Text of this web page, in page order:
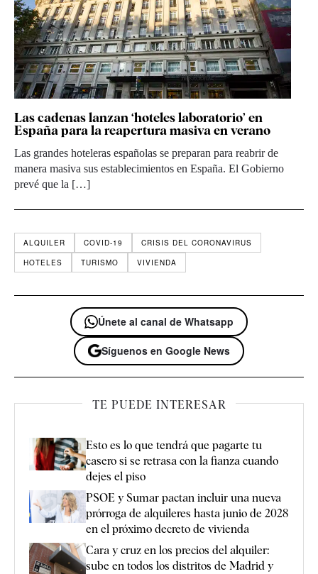
Las cadenas lanzan ‘hoteles laboratorio’ en
España para la reapertura masiva en verano
Las grandes hoteleras españolas se preparan para reabrir de
manera masiva sus establecimientos en España. El Gobierno
prevé que la […]
ALQUILER COVID-19
CRISIS DEL CORONAVIRUS
HOTELES
TURISMO VIVIENDA
Únete al canal de Whatsapp
Síguenos en Google News
TE PUEDE INTERESAR
Esto es lo que tendrá que pagarte tu
casero si se retrasa con la fianza cuando
dejes el piso
PSOE y Sumar pactan incluir una nueva
prórroga de alquileres hasta junio de 2028
en el próximo decreto de vivienda
Cara y cruz en los precios del alquiler:
sube en todos los distritos de Madrid y